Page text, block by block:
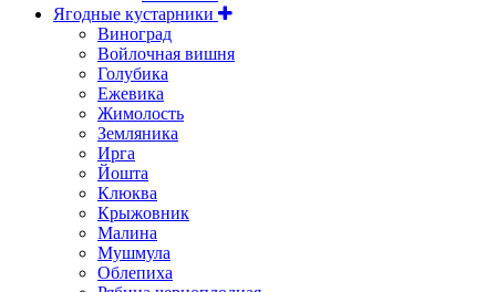
Ягодные кустарники
Виноград
Войлочная вишня
Голубика
Ежевика
Жимолость
Земляника
Ирга
Йошта
Клюква
Крыжовник
Малина
Мушмула
Облепиха